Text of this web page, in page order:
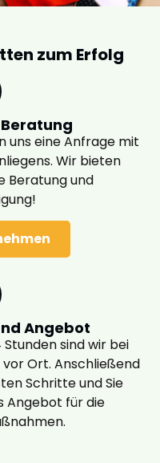
zum Erfolg
uns eine Anfrage mit
Wir bieten
Beratung und
Angebot
sind wir bei
Ort. Anschließend
Schritte und Sie
Angebot für die